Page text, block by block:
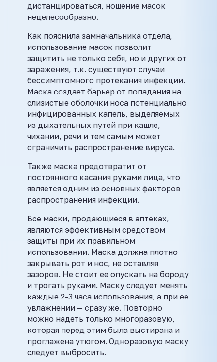
дистанцироваться, ношение масок
нецелесообразно.
Как пояснила замначальника отдела,
использование масок позволит
защитить не только себя, но и других от
заражения, т.к. существуют случаи
бессимптомного протекания инфекции.
Маска создает барьер от попадания на
слизистые оболочки носа потенциально
инфицированных капель, выделяемых
из дыхательных путей при кашле,
чихании, речи и тем самым может
ограничить распространение вируса.
Также маска предотвратит от
постоянного касания руками лица, что
является одним из основных факторов
распространения инфекции.
Все маски, продающиеся в аптеках,
являются эффективным средством
защиты при их правильном
использовании. Маска должна плотно
закрывать рот и нос, не оставляя
зазоров. Не стоит ее опускать на бороду
и трогать руками. Маску следует менять
каждые 2-3 часа использования, а при ее
увлажнении — сразу же. Повторно
можно надеть только многоразовую,
которая перед этим была выстирана и
проглажена утюгом. Одноразовую маску
следует выбросить.